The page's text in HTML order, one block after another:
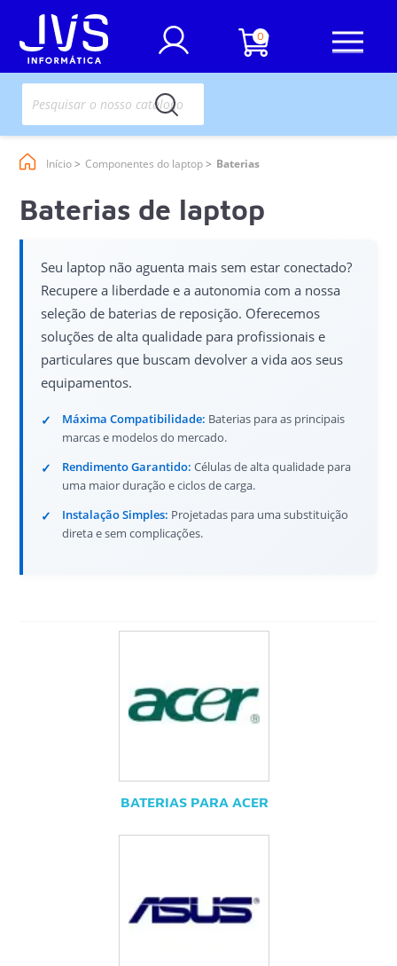
0
Início Componentes do laptop Baterias
Baterias de laptop
Seu laptop não aguenta mais sem estar conectado?
Recupere a liberdade e a autonomia com a nossa
seleção de baterias de reposição. Oferecemos
soluções de alta qualidade para profissionais e
particulares que buscam devolver a vida aos seus
equipamentos.
Máxima Compatibilidade: Baterias para as principais
marcas e modelos do mercado.
Rendimento Garantido: Células de alta qualidade para
uma maior duração e ciclos de carga.
Instalação Simples: Projetadas para uma substituição
direta e sem complicações.
BATERIAS PARA ACER